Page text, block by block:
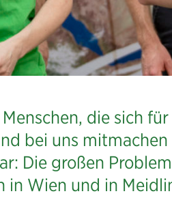
die sich für
bei uns mitmachen
Die großen
in Wien und in